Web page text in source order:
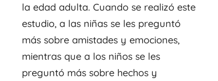
la edad adulta. Cuando se realizó este
estudio, a las niñas se les preguntó
más sobre amistades y emociones,
mientras que a los niños se les
preguntó más sobre hechos y